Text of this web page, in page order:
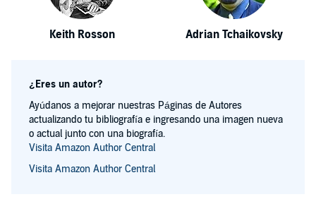
Keith Rosson Adrian Tchaikovsky
¿Eres un autor?
Ayúdanos a mejorar nuestras Páginas de Autores
actualizando tu bibliografía e ingresando una imagen nueva
o actual junto con una biografía.
Visita Amazon Author Central
Visita Amazon Author Central